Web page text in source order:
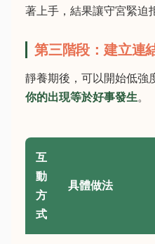
著上手，結果讓守宮緊迫
第三階段：建立連
靜養期後，可以開始低強
你的出現等於好事發生。
互
動
方
式
具體做法